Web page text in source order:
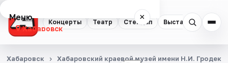
Концерты Театр Стендап Выставки
Меню ×
Хабаровск
Концерты
Хабаровск Хабаровский краевой музей имени Н.И.